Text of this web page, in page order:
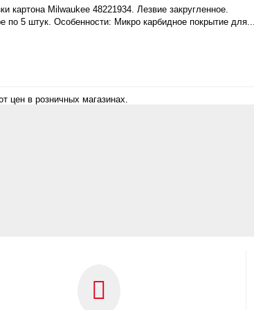
картона Milwaukee 48221934. Лезвие закругленное.
по 5 штук. Особенности: Микро карбидное покрытие
цен в розничных магазинах.